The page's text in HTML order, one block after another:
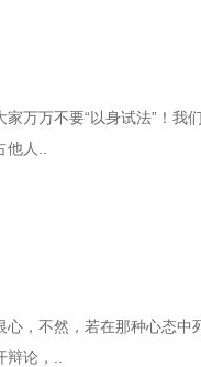
万万不要“以身试法”！我
人..
，不然，若在那种心态中
论，..